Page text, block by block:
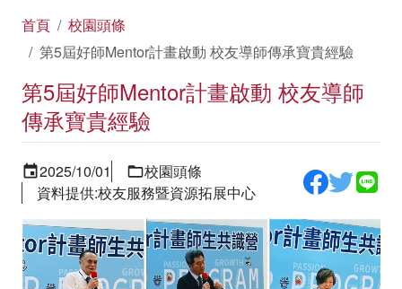
首頁
校園頭條
第5屆好師Mentor計畫啟動 校友導師傳承寶貴經驗
第5屆好師Mentor計畫啟動 校友導師
傳承寶貴經驗
2025/10/01
校園頭條
資料提供:校友服務暨資源拓展中心